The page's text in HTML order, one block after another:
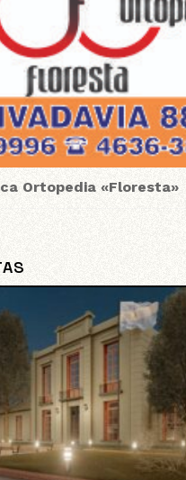
Ortopedia «Floresta»